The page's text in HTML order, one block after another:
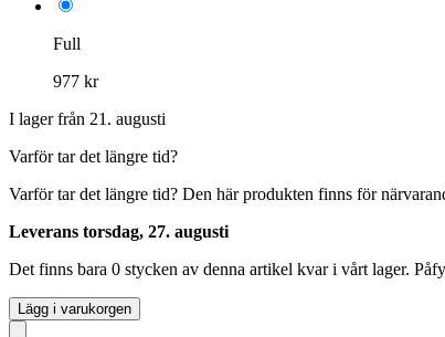
Full
977 kr
I lager från 21. augusti
Varför tar det längre tid?
Varför tar det längre tid? Den här produkten finns för
Leverans torsdag, 27. augusti
Det finns bara 0 stycken av denna artikel kvar i vårt lager.
Lägg i varukorgen